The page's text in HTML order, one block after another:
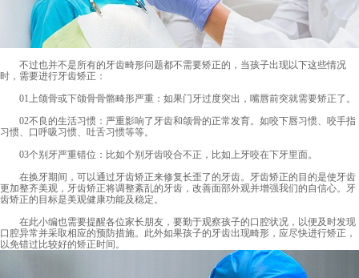
不过也并不是所有的牙齿畸形问题都不需要矫正的，当孩子出现以下这些情况
时，需要进行牙齿矫正：
01上颌骨或下颌骨骨骼畸形严重：如果门牙过度突出，嘴唇前突就需要矫正了。
02不良的生活习惯：严重影响了牙齿和颌骨的正常发育。如咬下唇习惯、咬手指
习惯、口呼吸习惯、吐舌习惯等等。
03个别牙严重错位：比如个别牙齿咬合不正，比如上牙咬在下牙里面。
在换牙期间，可以通过牙齿矫正来修复长歪了的牙齿。牙齿矫正的目的是使牙齿
更加整齐美观，牙齿矫正将调整紊乱的牙齿，改善面部外观并增强我们的自信心。牙
齿矫正的目标是美观健康功能及稳定。
在此小编也需要提醒各位家长朋友，要勤于观察孩子的口腔状况，以便及时发现
口腔异常并采取相应的预防措施。此外如果孩子的牙齿出现畸形，应尽快进行矫正，
以免错过比较好的矫正时间。